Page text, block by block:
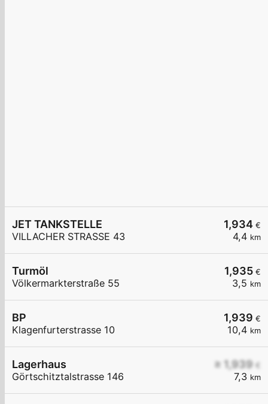
1,934 €
4,4 km
JET TANKSTELLE
VILLACHER STRASSE 43
1,935 €
3,5 km
Turmöl
Völkermarkterstraße 55
1,939 €
10,4 km
BP
Klagenfurterstrasse 10
≥ 1,939 €
7,3 km
Lagerhaus
Görtschitztalstrasse 146